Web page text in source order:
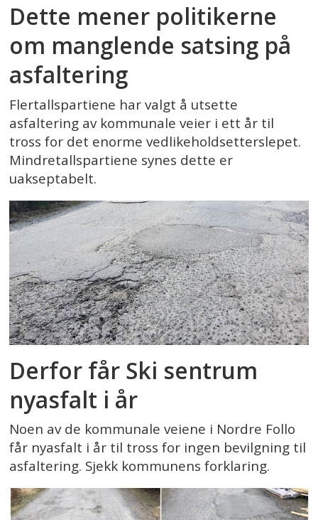
Dette mener politikerne
om manglende satsing på
asfaltering
Flertallspartiene har valgt å utsette
asfaltering av kommunale veier i ett år til
tross for det enorme vedlikeholdsetterslepet.
Mindretallspartiene synes dette er
uakseptabelt.
Derfor får Ski sentrum
nyasfalt i år
Noen av de kommunale veiene i Nordre Follo
får nyasfalt i år til tross for ingen bevilgning til
asfaltering. Sjekk kommunens forklaring.